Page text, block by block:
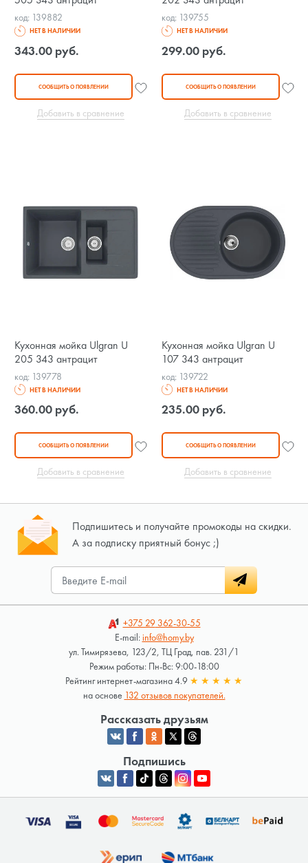
код: 139882
НЕТ В НАЛИЧИИ
343.00 руб.
СООБЩИТЬ О ПОЯВЛЕНИИ
Добавить в сравнение
код: 139755
НЕТ В НАЛИЧИИ
299.00 руб.
СООБЩИТЬ О ПОЯВЛЕНИИ
Добавить в сравнение
Кухонная мойка Ulgran U
205 343 антрацит
код: 139778
НЕТ В НАЛИЧИИ
360.00 руб.
СООБЩИТЬ О ПОЯВЛЕНИИ
Добавить в сравнение
Кухонная мойка Ulgran U
107 343 антрацит
код: 139722
НЕТ В НАЛИЧИИ
235.00 руб.
СООБЩИТЬ О ПОЯВЛЕНИИ
Добавить в сравнение
Подпишитесь и получайте промокоды на скидки.
А за подписку приятный бонус ;)
+375 29362-30-55
E-mail:info@homy.by
ул. Тимирязева, 123/2, ТЦ Град, пав. 231/1
Режим работы: Пн-Вс: 9:00-18:00
Рейтинг интернет-магазина 4.9 ★ ★ ★ ★ ★
на основе 132 отзывов покупателей.
Рассказать друзьям
Подпишись